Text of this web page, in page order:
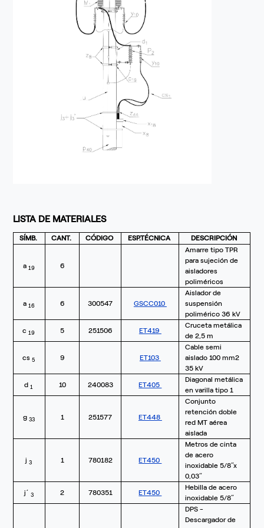
LISTA DE MATERIALES
SÍMB. CANT. CÓDIGO ESP.TÉCNICA DESCRIPCIÓN
a 19 6
Amarre tipo TPR
para sujeción de
aisladores
poliméricos
a 16 6 300547 GSCC010
Aislador de
suspensión
polimérico 36 kV
c19 5 251506 ET419
Cruceta metálica
de 2,5 m
cs5 9 ET103
Cable semi
aislado 100 mm2
35 kV
d1 10 240083 ET405
Diagonal metálica
en varilla tipo 1
g 33 1 251577 ET448
Conjunto
retención doble
red MT aérea
aislada
j3 1 780182 ET450
Metros de cinta
de acero
inoxidable 5/8”x
0,03”
j´ 3 2 780351 ET450
Hebilla de acero
inoxidable 5/8”
DPS -
Descargador de